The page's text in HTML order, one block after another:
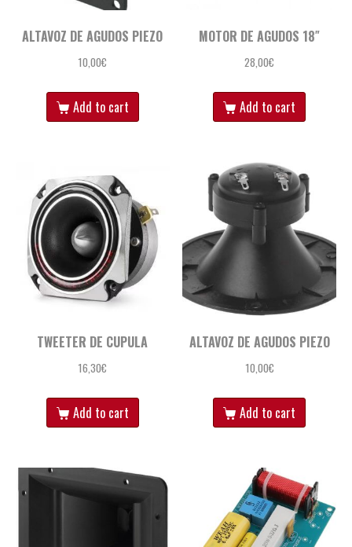
ALTAVOZ DE AGUDOS PIEZO
10,00€
Add to cart
MOTOR DE AGUDOS 18″
28,00€
Add to cart
TWEETER DE CUPULA
16,30€
Add to cart
ALTAVOZ DE AGUDOS PIEZO
10,00€
Add to cart